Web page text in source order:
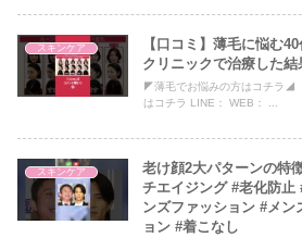
スキンケア
【口コミ】薄毛に悩む
クリニックで治療した結
◤薄毛でお悩みの方はコチラ
はコチラ LINE： WEB： ...
スキンケア
老け顔2大パターンの特
チエイジング #老化防止
ンズファッション #メ
ョン #着こなし